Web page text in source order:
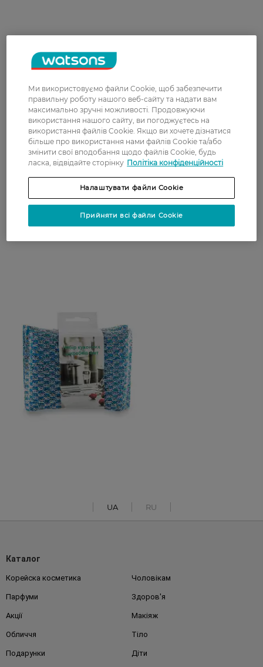
Якщо забруднення на каструлях та сковорідках
не піддаються звичайним губкам, варто
використовувати спеціальний скребок для
чищення посуду. Виріб є жорсткою губкою з
металевих ниток або жорстких щетинок, які
забезпечують інтенсивне очищення. Для
посуду з антипригарним покриттям існують і
UA RU
Каталог
Корейска косметика Чоловікам
Парфуми Здоров'я
Акції Макіяж
Обличчя Тіло
Подарунки Діти
Ми використовуємо файли Cookie, щоб забезпечити
правильну роботу нашого веб-сайту та надати вам
максимально зручні можливості. Продовжуючи
використання нашого сайту, ви погоджуєтесь на
використання файлів Cookie. Якщо ви хочете дізнатися
більше про використання нами файлів Cookie та/або
змінити свої вподобання щодо файлів Cookie, будь
ласка, відвідайте сторінку Політіка конфіденційності
Налаштувати файли Cookie
Прийняти всі файли Cookie